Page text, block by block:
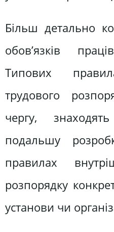
Більш детально
обов’язків
Типових
трудового
чергу,
подальшу
правилах
розпо­рядку
установи чи